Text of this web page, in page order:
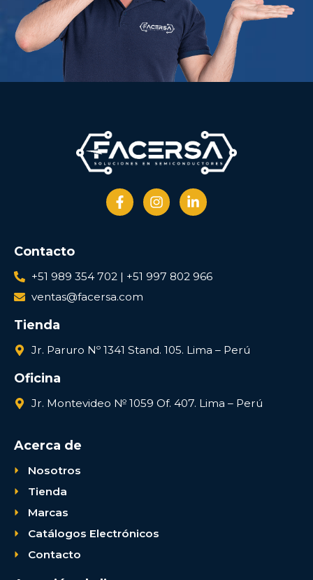
Contacto
+51 989 354 702 | +51 997 802 966
ventas@facersa.com
Tienda
Jr. Paruro Nº 1341 Stand. 105. Lima – Perú
Oficina
Jr. Montevideo № 1059 Of. 407. Lima – Perú
Acerca de
Nosotros
Tienda
Marcas
Catálogos Electrónicos
Contacto